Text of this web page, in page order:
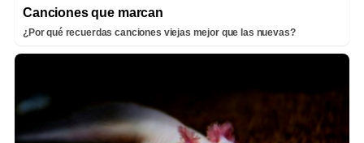
Canciones que marcan
¿Por qué recuerdas canciones viejas mejor que las nuevas?